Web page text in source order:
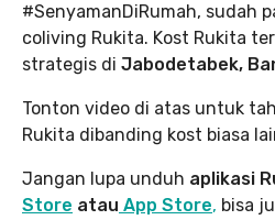
#SenyamanDiRumah, sudah
coliving Rukita. Kost Rukita
strategis di Jabodetabek,
Tonton video di atas untuk
Rukita dibanding kost biasa
Jangan lupa unduh aplikasi
Store atau App Store, bisa